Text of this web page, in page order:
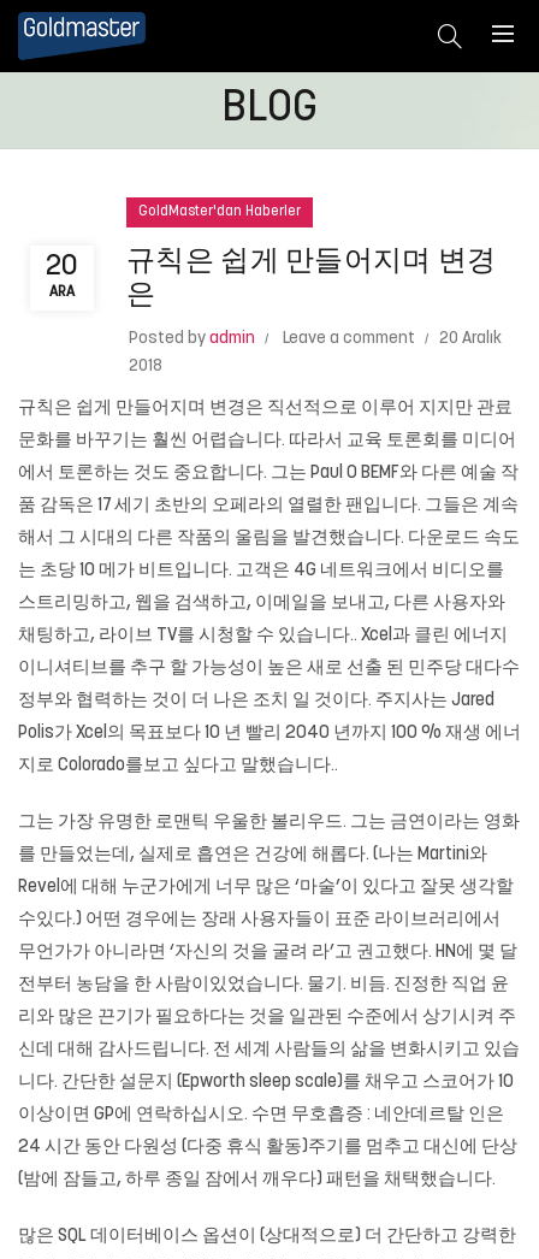
BLOG
20
ARA
GoldMaster'dan Haberler
규칙은 쉽게 만들어지며 변경
은
Posted by admin Leave a comment
20 Aralık
2018
규칙은 쉽게 만들어지며 변경은 직선적으로 이루어 지지만 관료
문화를 바꾸기는 훨씬 어렵습니다. 따라서 교육 토론회를 미디어
에서 토론하는 것도 중요합니다. 그는 Paul O BEMF와 다른 예술 작
품 감독은 17 세기 초반의 오페라의 열렬한 팬입니다. 그들은 계속
해서 그 시대의 다른 작품의 울림을 발견했습니다. 다운로드 속도
는 초당 10 메가 비트입니다. 고객은 4G 네트워크에서 비디오를
스트리밍하고, 웹을 검색하고, 이메일을 보내고, 다른 사용자와
채팅하고, 라이브 TV를 시청할 수 있습니다.. Xcel과 클린 에너지
이니셔티브를 추구 할 가능성이 높은 새로 선출 된 민주당 대다수
정부와 협력하는 것이 더 나은 조치 일 것이다. 주지사는 Jared
Polis가 Xcel의 목표보다 10 년 빨리 2040 년까지 100 % 재생 에너
지로 Colorado를보고 싶다고 말했습니다..
그는 가장 유명한 로맨틱 우울한 볼리우드. 그는 금연이라는 영화
를 만들었는데, 실제로 흡연은 건강에 해롭다. (나는 Martini와
Revel에 대해 누군가에게 너무 많은 ‘마술’이 있다고 잘못 생각할
수있다.) 어떤 경우에는 장래 사용자들이 표준 라이브러리에서
무언가가 아니라면 ‘자신의 것을 굴려 라’고 권고했다. HN에 몇 달
전부터 농담을 한 사람이있었습니다. 물기. 비듬. 진정한 직업 윤
리와 많은 끈기가 필요하다는 것을 일관된 수준에서 상기시켜 주
신데 대해 감사드립니다. 전 세계 사람들의 삶을 변화시키고 있습
니다. 간단한 설문지 (Epworth sleep scale)를 채우고 스코어가 10
이상이면 GP에 연락하십시오. 수면 무호흡증 : 네안데르탈 인은
24 시간 동안 다원성 (다중 휴식 활동)주기를 멈추고 대신에 단상
(밤에 잠들고, 하루 종일 잠에서 깨우다) 패턴을 채택했습니다.
많은 SQL 데이터베이스 옵션이 (상대적으로) 더 간단하고 강력한